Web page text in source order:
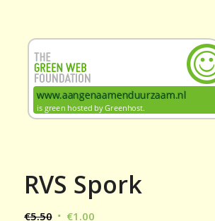
RVS Spork
€5.50 Oorspronkelijke
€1.00Huidige